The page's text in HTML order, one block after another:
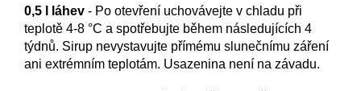
0,5 l láhev - Po otevření uchovávejte v chladu při
teplotě 4-8 °C a spotřebujte během následujících 4
týdnů. Sirup nevystavujte přímému slunečnímu záření
ani extrémním teplotám. Usazenina není na závadu.